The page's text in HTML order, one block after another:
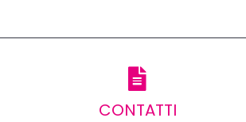
CONTATTI